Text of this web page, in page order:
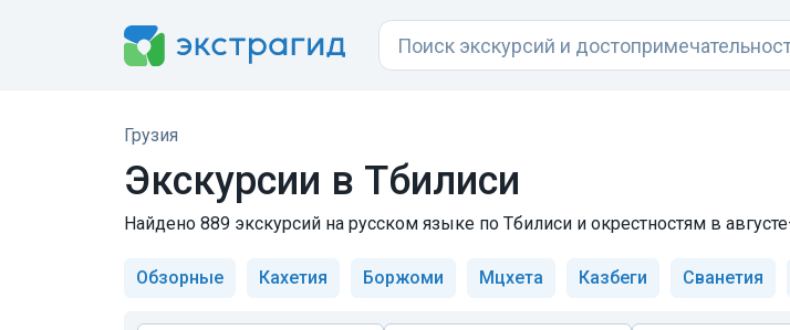
Грузия
Экскурсии в Тбилиси
Найдено 889 экскурсий на русском языке по Тбилиси и окрестностям в
Обзорные Кахетия Боржоми Мцхета Казбеги Сванетия